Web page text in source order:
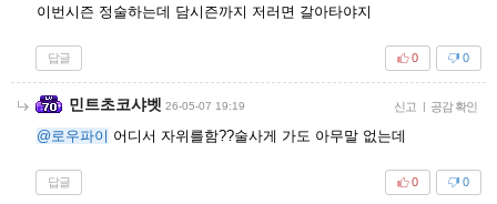
이번시즌 정술하는데 담시즌까지 저러면 갈아타야지
답글 0
0
민트초코샤벳 26-05-07 19:19 신고 | 공감 확인
@로우파이 어디서 자위를함??술사게 가도 아무말 없는데
답글 0
0